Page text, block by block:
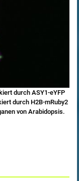
durch ASY1‑eYFP
durch H2B‑mRuby2
von Arabidopsis.